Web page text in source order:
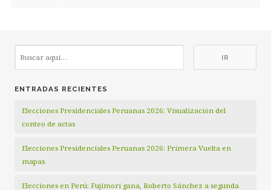
ENTRADAS RECIENTES
Elecciones Presidenciales Peruanas 2026: Visualización del
conteo de actas
Elecciones Presidenciales Peruanas 2026: Primera Vuelta en
mapas
Elecciones en Perú: Fujimori gana, Roberto Sánchez a segunda